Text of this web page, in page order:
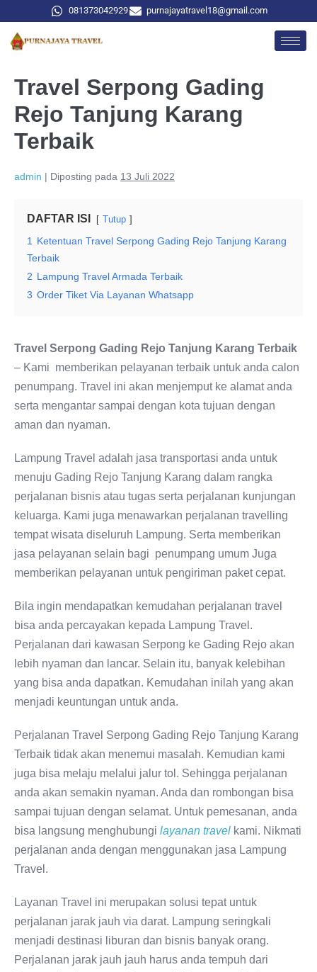
081373042929 purnajayatravel18@gmail.com
Travel Serpong Gading
Rejo Tanjung Karang
Terbaik
admin | Diposting pada 13 Juli 2022
DAFTAR ISI Tutup
1
Ketentuan Travel Serpong Gading Rejo Tanjung Karang
Terbaik
2 Lampung Travel Armada Terbaik
3 Order Tiket Via Layanan Whatsapp
Travel Serpong Gading Rejo Tanjung Karang Terbaik
– Kami memberikan pelayanan terbaik untuk anda calon
penumpang. Travel ini akan menjemput ke alamat anda
serta mengantar sampai dengan kota tujuan dengan
aman dan nyaman.
Lampung Travel adalah jasa transportasi anda untuk
menuju Gading Rejo Tanjung Karang dalam rangka
perjalanan bisnis atau tugas serta perjalanan kunjungan
keluarga. Kami juga menawarkan perjalanan travelling
tempat wisata diseluruh Lampung. Serta memberikan
jasa pelayanan selain bagi penumpang umum Juga
memberikan pelayanan untuk pengiriman paket cepat.
Bila ingin mendapatkan kemudahan perjalanan travel
bisa anda percayakan kepada Lampung Travel.
Perjalanan dari kawasan Serpong ke Gading Rejo akan
lebih nyaman dan lancar. Selain itu, banyak kelebihan
yang bisa anda dapatkan. Kemudahan inilah yang akan
menjadi keuntungan untuk anda.
Perjalanan Travel Serpong Gading Rejo Tanjung Karang
Terbaik tidak akan menemui masalah. Kemudian kami
juga bisa melaju melalui jalur tol. Sehingga perjalanan
anda akan semakin nyaman. Anda dan rombongan bisa
sampai tujuan dengan selamat. Untuk pemesanan, anda
bisa langsung menghubungi layanan travel kami. Nikmati
perjalanan anda dengan menggunakan jasa Lampung
Travel.
Layanan Travel ini merupakan solusi tepat untuk
perjalanan jarak jauh via darat. Lampung seringkali
menjadi destinasi liburan dan bisnis banyak orang.
Perjalanan jarak jauh jauh harus anda tempuh dari